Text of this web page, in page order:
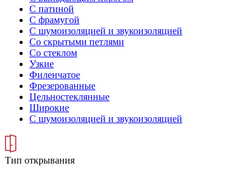
С патиной
С фрамугой
С шумоизоляцией и звукоизоляцией
Со скрытыми петлями
Со стеклом
Узкие
Филенчатое
Фрезерованные
Цельностеклянные
Широкие
С шумоизоляцией и звукоизоляцией
Тип открывания